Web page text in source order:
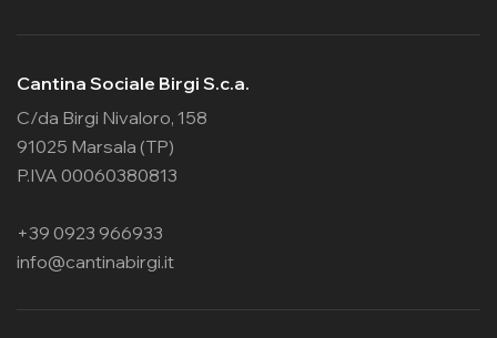
Cantina Sociale Birgi S.c.a.
C/da Birgi Nivaloro, 158
91025 Marsala (TP)
P.IVA 00060380813
+39 0923 966933
info@cantinabirgi.it